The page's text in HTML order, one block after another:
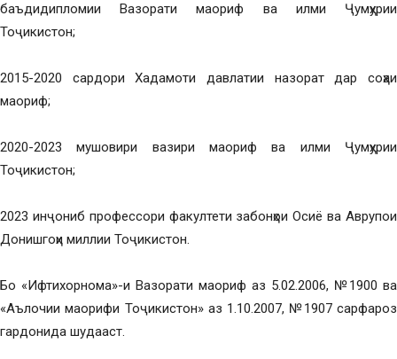
баъдидипломии Вазорати маориф ва илми Ҷумҳурии
Тоҷикистон;
2015-2020 сардори Хадамоти давлатии назорат дар соҳаи
маориф;
2020-2023 мушовири вазири маориф ва илми Ҷумҳурии
Тоҷикистон;
2023 инҷониб профессори факултети забонҳои Осиё ва Аврупои
Донишгоҳи миллии Тоҷикистон.
Бо «Ифтихорнома»-и Вазорати маориф аз 5.02.2006, №1900 ва
«Аълочии маорифи Тоҷикистон» аз 1.10.2007, №1907 сарфароз
гардонида шудааст.